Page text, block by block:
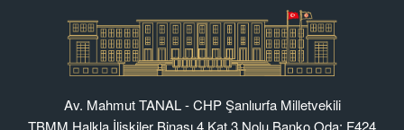
Av. Mahmut TANAL - CHP Şanlıurfa Milletvekili
TBMM Halkla İlişkiler Binası 4.Kat 3 Nolu Banko Oda: F424